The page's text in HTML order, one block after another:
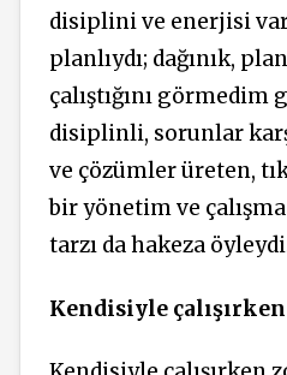
disiplini ve enerjisi
planlıydı; dağınık,
çalıştığını görmedim
disiplinli, sorunlar
ve çözümler üreten,
bir yönetim ve çalışma
tarzı da hakeza
Kendisiyle